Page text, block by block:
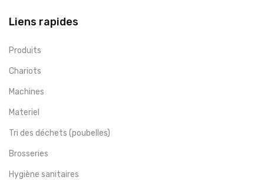
Liens rapides
Produits
Chariots
Machines
Materiel
Tri des déchets (poubelles)
Brosseries
Hygiène sanitaires